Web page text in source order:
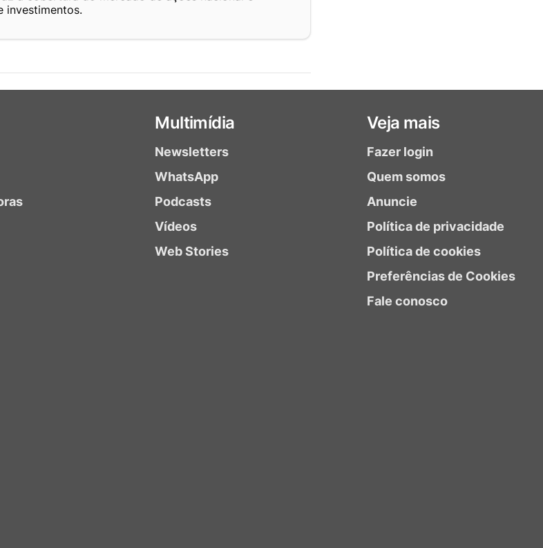
investimentos.
Multimídia
Newsletters
WhatsApp
Podcasts
Vídeos
Web Stories
Veja mais
Fazer login
Quem somos
Anuncie
Política de privacidade
Política de cookies
Preferências de Cookies
Fale conosco